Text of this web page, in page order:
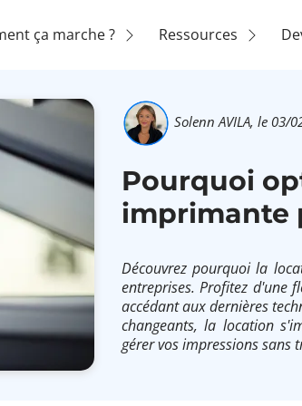
ça marche ? Ressources
Solenn AVILA, le 03/
Pourquoi
imprimante
Découvrez pourquoi la
entreprises. Profitez d'une
accédant aux dernières
changeants, la location
gérer vos impressions sans